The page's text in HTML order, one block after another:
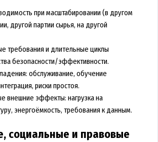
при масштабировании (в другом
другой партии сырья, на другой
требования и длительные циклы
безопасности/эффективности.
обслуживание, обучение
риски простоя.
внешние эффекты: нагрузка на
энергоёмкость, требования к данным.
социальные и правовые